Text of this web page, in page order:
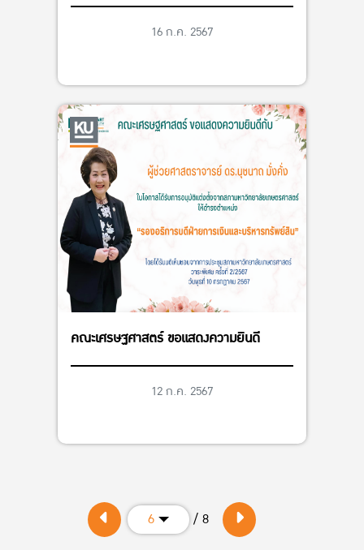
16 ก.ค. 2567
คณะเศรษฐศาสตร์ ขอแสดงความยินดี
12 ก.ค. 2567
6 / 8